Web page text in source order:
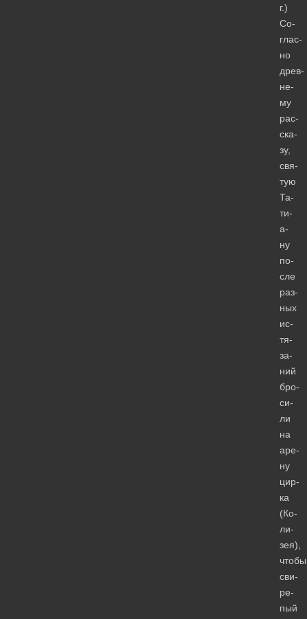
г.)
Со­
глас­
но
древ­
не­
му
рас­
ска­
зу,
свя­
тую
Та­
ти­
а­
ну
по­
сле
раз­
ных
ис­
тя­
за­
ний
бро­
си­
ли
на
аре­
ну
цир­
ка
(Ко­
ли­
зея),
чтобы
сви­
ре­
пый